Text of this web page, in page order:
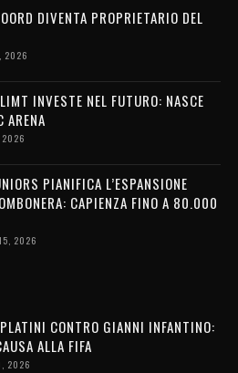
DIVENTA PROPRIETARIO DEL
2026
INVESTE NEL FUTURO: NASCE
ARENA
2026
PIANIFICA L’ESPANSIONE
CAPIENZA FINO A 80.000
2026
CONTRO GIANNI INFANTINO:
ALLA FIFA
2026